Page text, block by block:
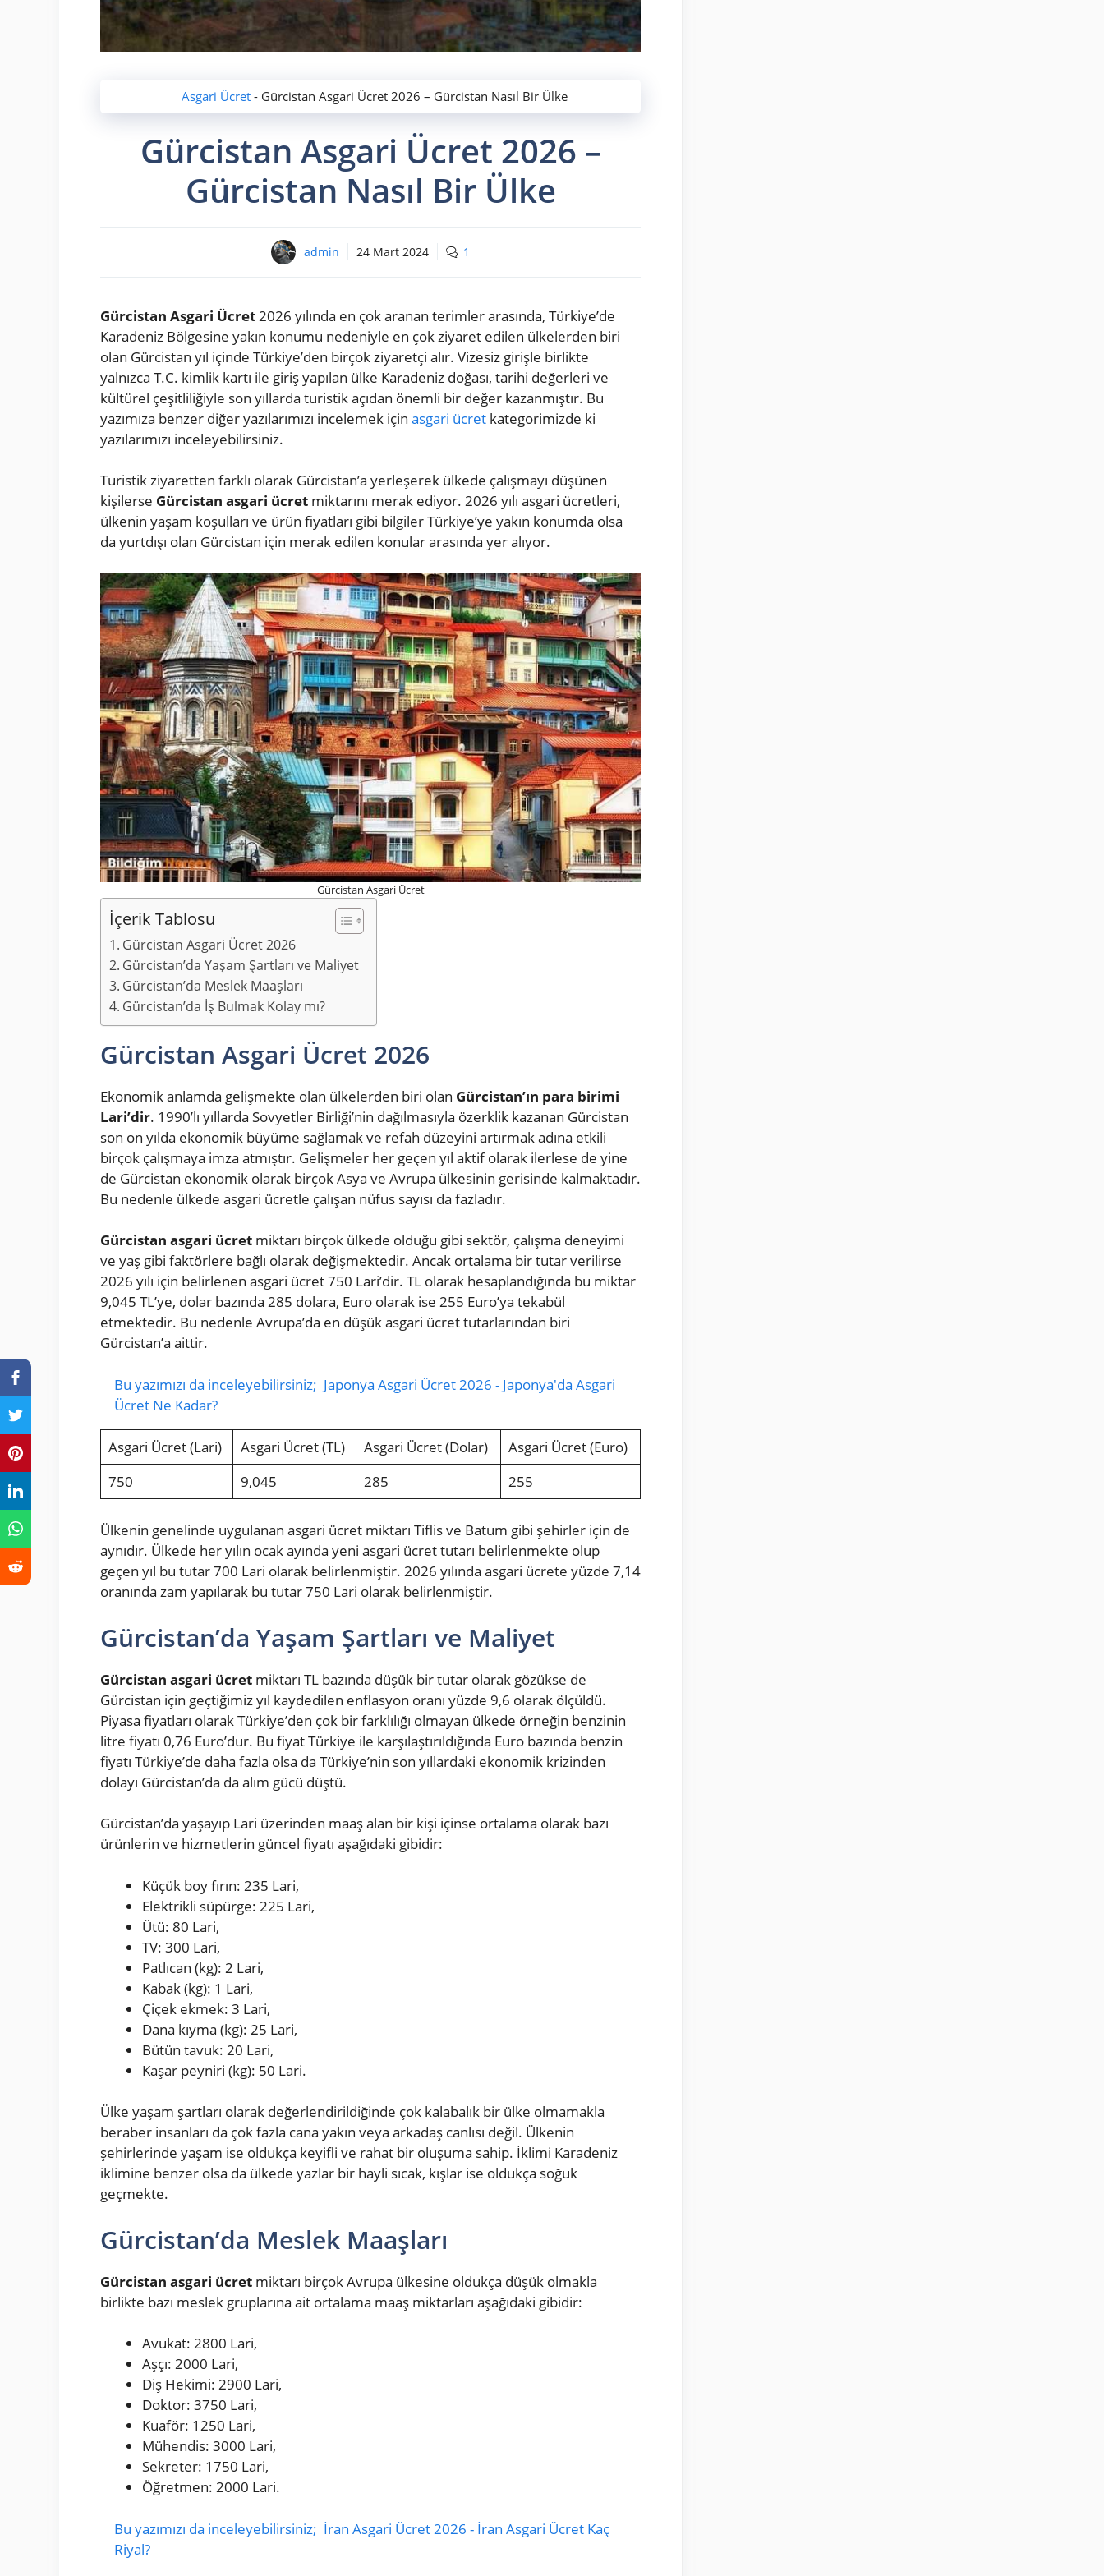
Asgari Ücret - Gürcistan Asgari Ücret 2026 – Gürcistan Nasıl Bir Ülke
Gürcistan Asgari Ücret 2026 –
Gürcistan Nasıl Bir Ülke
admin 24 Mart 2024 1
Gürcistan Asgari Ücret2026 yılında en çok aranan terimler arasında, Türkiye’de
Karadeniz Bölgesine yakın konumu nedeniyle en çok ziyaret edilen ülkelerden biri
olan Gürcistan yıl içinde Türkiye’den birçok ziyaretçi alır. Vizesiz girişle birlikte
yalnızca T.C. kimlik kartı ile giriş yapılan ülke Karadeniz doğası, tarihi değerleri ve
kültürel çeşitliliğiyle son yıllarda turistik açıdan önemli bir değer kazanmıştır. Bu
yazımıza benzer diğer yazılarımızı incelemek için asgari ücret kategorimizde ki
yazılarımızı inceleyebilirsiniz.
Turistik ziyaretten farklı olarak Gürcistan’a yerleşerek ülkede çalışmayı düşünen
kişilerse Gürcistan asgari ücret miktarını merak ediyor. 2026 yılı asgari ücretleri,
ülkenin yaşam koşulları ve ürün fiyatları gibi bilgiler Türkiye’ye yakın konumda olsa
da yurtdışı olan Gürcistan için merak edilen konular arasında yer alıyor.
Gürcistan Asgari Ücret
İçerik Tablosu
Gürcistan Asgari Ücret 2026
Gürcistan’da Yaşam Şartları ve Maliyet
Gürcistan’da Meslek Maaşları
Gürcistan’da İş Bulmak Kolay mı?
Gürcistan Asgari Ücret 2026
Ekonomik anlamda gelişmekte olan ülkelerden biri olan Gürcistan’ın para birimi
Lari’dir. 1990’lı yıllarda Sovyetler Birliği’nin dağılmasıyla özerklik kazanan Gürcistan
son on yılda ekonomik büyüme sağlamak ve refah düzeyini artırmak adına etkili
birçok çalışmaya imza atmıştır. Gelişmeler her geçen yıl aktif olarak ilerlese de yine
de Gürcistan ekonomik olarak birçok Asya ve Avrupa ülkesinin gerisinde kalmaktadır.
Bu nedenle ülkede asgari ücretle çalışan nüfus sayısı da fazladır.
Gürcistan asgari ücret miktarı birçok ülkede olduğu gibi sektör, çalışma deneyimi
ve yaş gibi faktörlere bağlı olarak değişmektedir. Ancak ortalama bir tutar verilirse
2026 yılı için belirlenen asgari ücret 750 Lari’dir. TL olarak hesaplandığında bu miktar
9,045 TL’ye, dolar bazında 285 dolara, Euro olarak ise 255 Euro’ya tekabül
etmektedir. Bu nedenle Avrupa’da en düşük asgari ücret tutarlarından biri
Gürcistan’a aittir.
Bu yazımızı da inceleyebilirsiniz; Japonya Asgari Ücret 2026 - Japonya'da Asgari
Ücret Ne Kadar?
Asgari Ücret (Lari) Asgari Ücret (TL) Asgari Ücret (Dolar)
Asgari Ücret (Euro)
750
9,045 285 255
Ülkenin genelinde uygulanan asgari ücret miktarı Tiflis ve Batum gibi şehirler için de
aynıdır. Ülkede her yılın ocak ayında yeni asgari ücret tutarı belirlenmekte olup
geçen yıl bu tutar 700 Lari olarak belirlenmiştir. 2026 yılında asgari ücrete yüzde 7,14
oranında zam yapılarak bu tutar 750 Lari olarak belirlenmiştir.
Gürcistan’da Yaşam Şartları ve Maliyet
Gürcistan asgari ücret miktarı TL bazında düşük bir tutar olarak gözükse de
Gürcistan için geçtiğimiz yıl kaydedilen enflasyon oranı yüzde 9,6 olarak ölçüldü.
Piyasa fiyatları olarak Türkiye’den çok bir farklılığı olmayan ülkede örneğin benzinin
litre fiyatı 0,76 Euro’dur. Bu fiyat Türkiye ile karşılaştırıldığında Euro bazında benzin
fiyatı Türkiye’de daha fazla olsa da Türkiye’nin son yıllardaki ekonomik krizinden
dolayı Gürcistan’da da alım gücü düştü.
Gürcistan’da yaşayıp Lari üzerinden maaş alan bir kişi içinse ortalama olarak bazı
ürünlerin ve hizmetlerin güncel fiyatı aşağıdaki gibidir:
Küçük boy fırın: 235 Lari,
Elektrikli süpürge: 225 Lari,
Ütü: 80 Lari,
TV: 300 Lari,
Patlıcan (kg): 2 Lari,
Kabak (kg): 1 Lari,
Çiçek ekmek: 3 Lari,
Dana kıyma (kg): 25 Lari,
Bütün tavuk: 20 Lari,
Kaşar peyniri (kg): 50 Lari.
Ülke yaşam şartları olarak değerlendirildiğinde çok kalabalık bir ülke olmamakla
beraber insanları da çok fazla cana yakın veya arkadaş canlısı değil. Ülkenin
şehirlerinde yaşam ise oldukça keyifli ve rahat bir oluşuma sahip. İklimi Karadeniz
iklimine benzer olsa da ülkede yazlar bir hayli sıcak, kışlar ise oldukça soğuk
geçmekte.
Gürcistan’da Meslek Maaşları
Gürcistan asgari ücret miktarı birçok Avrupa ülkesine oldukça düşük olmakla
birlikte bazı meslek gruplarına ait ortalama maaş miktarları aşağıdaki gibidir:
Avukat: 2800 Lari,
Aşçı: 2000 Lari,
Diş Hekimi: 2900 Lari,
Doktor: 3750 Lari,
Kuaför: 1250 Lari,
Mühendis: 3000 Lari,
Sekreter: 1750 Lari,
Öğretmen: 2000 Lari.
Bu yazımızı da inceleyebilirsiniz; İran Asgari Ücret 2026 - İran Asgari Ücret Kaç
Riyal?